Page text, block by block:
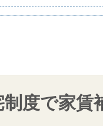
度で家賃